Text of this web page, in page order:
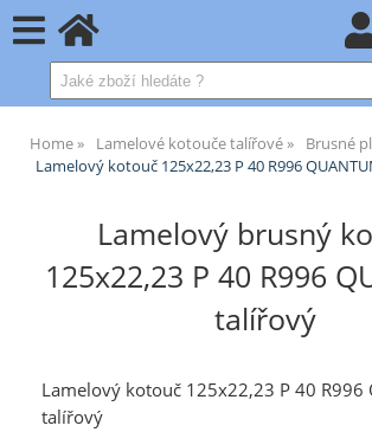
Home Lamelové kotouče talířové
Brusné
Lamelový kotouč 125x22,23 P 40 R996
Lamelový brusný
125x22,23 P 40 R996
talířový
Lamelový kotouč 125x22,23 P 40 R996
talířový